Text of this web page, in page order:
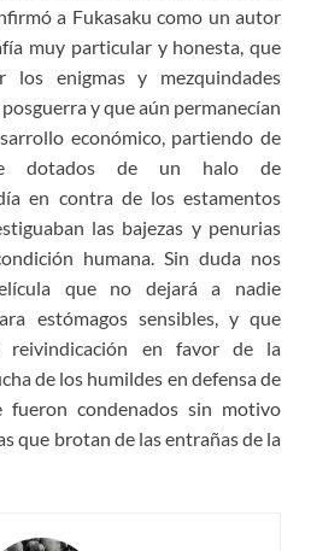
a Fukasaku como un autor
muy particular y honesta, que
los enigmas y mezquindades
y que aún permanecían
económico, partiendo de
dotados de un halo de
en contra de los estamentos
las bajezas y penurias
humana. Sin duda nos
que no dejará a nadie
estómagos sensibles, y que
reivindicación en favor de la
de los humildes en defensa de
condenados sin motivo
que brotan de las entrañas de la